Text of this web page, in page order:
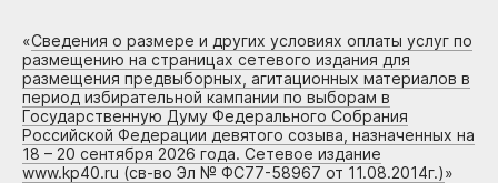
«Сведения о размере и других условиях оплаты услуг по
размещению на страницах сетевого издания для
размещения предвыборных, агитационных материалов в
период избирательной кампании по выборам в
Государственную Думу Федерального Собрания
Российской Федерации девятого созыва, назначенных на
18 – 20 сентября 2026 года. Сетевое издание
www.kp40.ru (св-во Эл № ФС77-58967 от 11.08.2014г.)»